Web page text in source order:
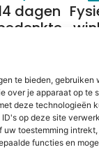
te bieden,
over je apparaat op te
deze technologieën
op deze site
uw toestemming
functies en
dagen